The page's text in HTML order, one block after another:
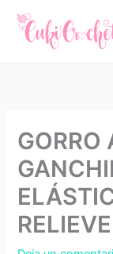
contenido
GORRO